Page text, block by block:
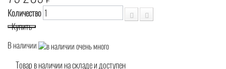
Количество
Купить
В наличии
Товар в наличии на складе и доступен